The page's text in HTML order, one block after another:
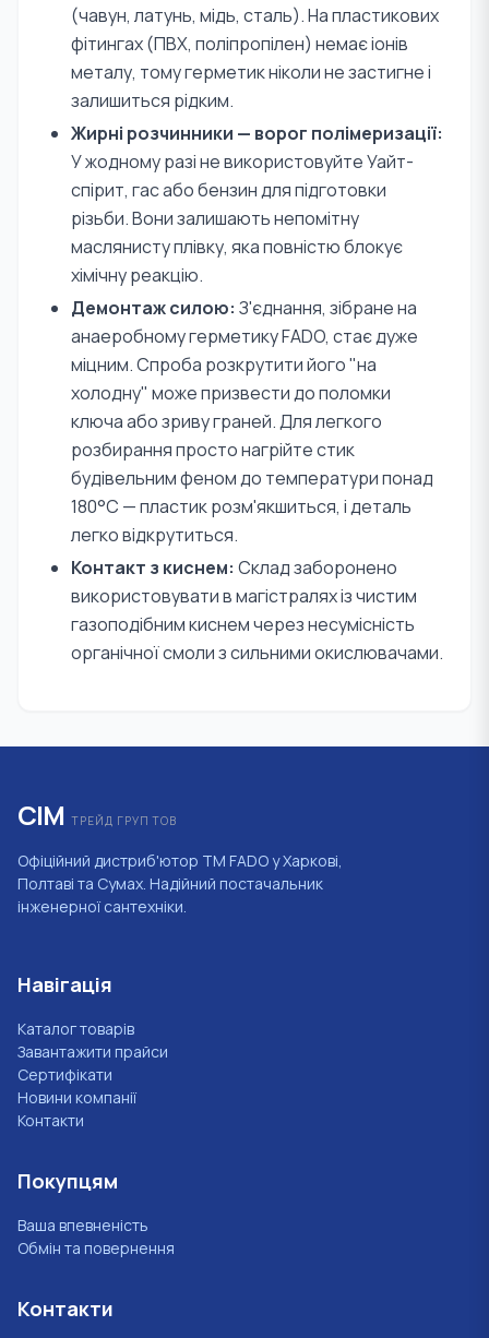
(чавун, латунь, мідь, сталь). На пластикових
фітингах (ПВХ, поліпропілен) немає іонів
металу, тому герметик ніколи не застигне і
залишиться рідким.
Жирні розчинники — ворог полімеризації:
У жодному разі не використовуйте Уайт-
спірит, гас або бензин для підготовки
різьби. Вони залишають непомітну
маслянисту плівку, яка повністю блокує
хімічну реакцію.
Демонтаж силою: З'єднання, зібране на
анаеробному герметику FADO, стає дуже
міцним. Спроба розкрутити його "на
холодну" може призвести до поломки
ключа або зриву граней. Для легкого
розбирання просто нагрійте стик
будівельним феном до температури понад
180°C — пластик розм'якшиться, і деталь
легко відкрутиться.
Контакт з киснем: Склад заборонено
використовувати в магістралях із чистим
газоподібним киснем через несумісність
органічної смоли з сильними окислювачами.
СІМ ТРЕЙД ГРУП ТОВ
Офіційний дистриб'ютор ТМ FADO у Харкові,
Полтаві та Сумах. Надійний постачальник
інженерної сантехніки.
Навігація
Каталог товарів
Завантажити прайси
Сертифікати
Новини компанії
Контакти
Покупцям
Ваша впевненість
Обмін та повернення
Контакти